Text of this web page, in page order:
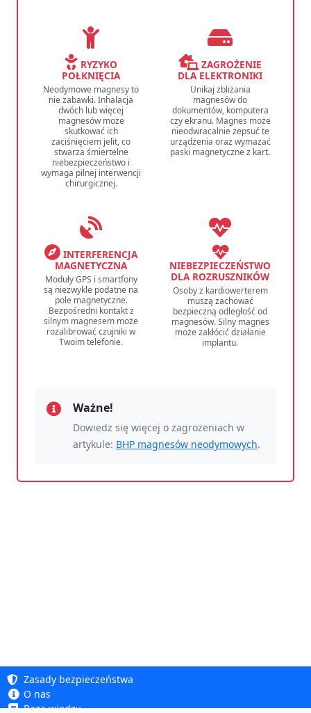
RYZYKO
POŁKNIĘCIA
Neodymowe magnesy to
nie zabawki. Inhalacja
dwóch lub więcej
magnesów może
skutkować ich
zaciśnięciem jelit, co
stwarza śmiertelne
niebezpieczeństwo i
wymaga pilnej interwencji
chirurgicznej.
ZAGROŻENIE
DLA ELEKTRONIKI
Unikaj zbliżania
magnesów do
dokumentów, komputera
czy ekranu. Magnes może
nieodwracalnie zepsuć te
urządzenia oraz wymazać
paski magnetyczne z kart.
INTERFERENCJA
MAGNETYCZNA
Moduły GPS i smartfony
są niezwykle podatne na
pole magnetyczne.
Bezpośredni kontakt z
silnym magnesem może
rozalibrować czujniki w
Twoim telefonie.
NIEBEZPIECZEŃSTWO
DLA ROZRUSZNIKÓW
Osoby z kardiowerterem
muszą zachować
bezpieczną odległość od
magnesów. Silny magnes
może zakłócić działanie
implantu.
Ważne!
Dowiedz się więcej o zagrożeniach w
artykule: BHP magnesów neodymowych.
Zasady bezpieczeństwa
O nas
Baza wiedzy